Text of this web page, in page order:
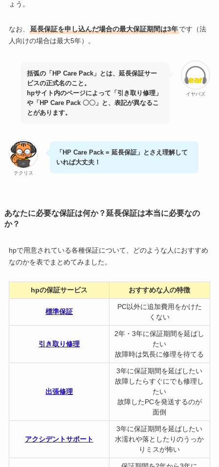
ょう。
なお、 延長保証を申し込んだ場合の最大保証期間は3年です（法
人向けの場合は最大5年）。
イヤバズ
括弧の「HP Care Pack」とは、延長保証サー
ビスの正式名のこと。
hpサイト内のページによって「引き取り修理」
や「HP Care Pack 〇〇」と、表記が異なるこ
とがあります。
テクリス
「HP Care Pack = 延長保証」とさえ理解して
いれば大丈夫！
あなたに必要な保証は何か？延長保証は本当に必要なの
か？
hpで用意されている各種保証について、どのような人におすすめ
なのかを表でまとめてみました。
hpの保証サービス おすすめな人の特徴
標準保証
PC以外に追加費用をかけた
くない
引き取り修理
2年・3年に保証期間を延ばし
たい
故障時は気長に修理を待てる
出張修理
3年に保証期間を延ばしたい
故障したらすぐにでも修理し
たい
故障したPCを発送するのが
面倒
アクシデントサポート
3年に保証期間を延ばしたい
水濡れや落としたりのうっか
りミスが怖い